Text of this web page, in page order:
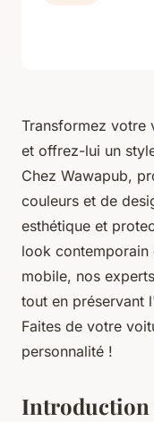
Transformez votre
et offrez-lui un
Chez Wawapub,
couleurs et de
esthétique et
look
mobile, nos
tout en préservant
Faites de votre
personnalité !
Introduction